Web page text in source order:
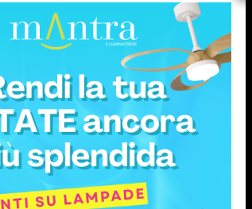
RESI FACILI